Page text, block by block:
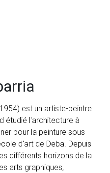
est un artiste-peintre
étudié l'architecture à
pour la peinture sous
d'art de Deba. Depuis
différents horizons de la
arts graphiques,